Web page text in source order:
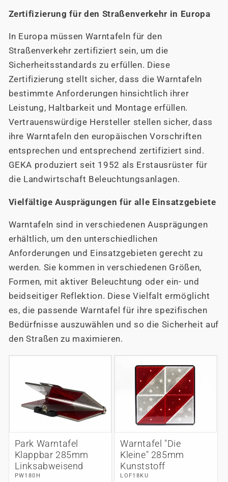
Zertifizierung für den Straßenverkehr in Europa
In Europa müssen Warntafeln für den
Straßenverkehr zertifiziert sein, um die
Sicherheitsstandards zu erfüllen. Diese
Zertifizierung stellt sicher, dass die Warntafeln
bestimmte Anforderungen hinsichtlich ihrer
Leistung, Haltbarkeit und Montage erfüllen.
Vertrauenswürdige Hersteller stellen sicher, dass
ihre Warntafeln den europäischen Vorschriften
entsprechen und entsprechend zertifiziert sind.
GEKA produziert seit 1952 als Erstausrüster für
die Landwirtschaft Beleuchtungsanlagen.
Vielfältige Ausprägungen für alle Einsatzgebiete
Warntafeln sind in verschiedenen Ausprägungen
erhältlich, um den unterschiedlichen
Anforderungen und Einsatzgebieten gerecht zu
werden. Sie kommen in verschiedenen Größen,
Formen, mit aktiver Beleuchtung oder ein- und
beidseitiger Reflektion. Diese Vielfalt ermöglicht
es, die passende Warntafel für ihre spezifischen
Bedürfnisse auszuwählen und so die Sicherheit auf
den Straßen zu maximieren.
Park Warntafel
Klappbar 285mm
Linksabweisend
PW180H
Warntafel "Die
Kleine" 285mm
Kunststoff
LOF18KU